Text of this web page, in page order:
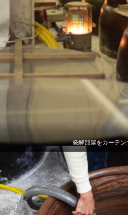
発酵部屋をカーテ